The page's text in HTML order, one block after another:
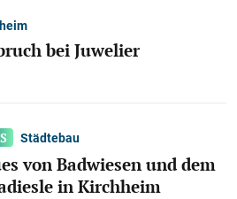
bei Juwelier
Städtebau
von Badwiesen und dem
in Kirchheim